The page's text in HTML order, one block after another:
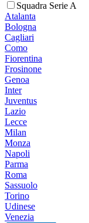
Squadra Serie A
Atalanta
Bologna
Cagliari
Como
Fiorentina
Frosinone
Genoa
Inter
Juventus
Lazio
Lecce
Milan
Monza
Napoli
Parma
Roma
Sassuolo
Torino
Udinese
Venezia